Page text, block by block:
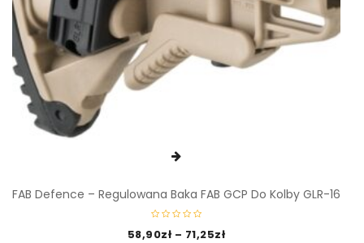
FAB Defence – Regulowana Baka FAB GCP Do Kolby GLR-16
58,90zł – 71,25zł